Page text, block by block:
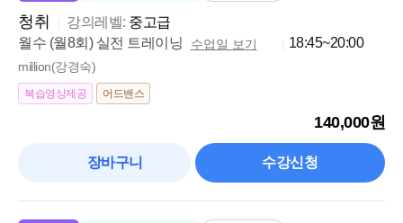
청취 강의레벨: 중고급
월수 (월8회) 실전 트레이닝
수업일 보기 18:45~20:00
million(강경숙)
복습영상제공 어드밴스
140,000원
장바구니 수강신청